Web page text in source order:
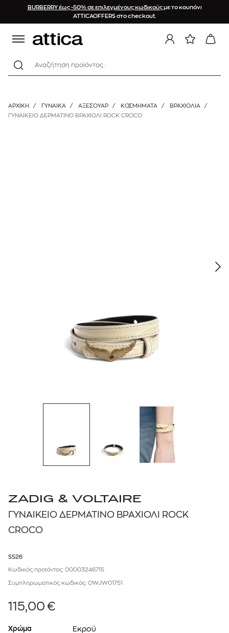
BURBERRY έως -50% σε επιλεγμένους κωδικούςμε το κουπόνι
ATTICAOFFERS στο checkout.
Αναζήτηση προϊόντος :
ΑΡΧΙΚΉ / ΓΥΝΑΙΚΑ / ΑΞΕΣΟΥΑΡ / ΚΟΣΜΉΜΑΤΑ / ΒΡΑΧΙΌΛΙΑ
/
ΓΥΝΑΙΚΕΙΟ ΔΕΡΜΑΤΙΝΟ ΒΡΑΧΙΟΛΙ ROCK CROCO
ZADIG & VOLTAIRE
ΓΥΝΑΙΚΕΙΟ ΔΕΡΜΑΤΙΝΟ ΒΡΑΧΙΟΛΙ ROCK
CROCO
SS26
Κωδικός προϊόντος: 00003246715
Συμπληρωματικός κωδικός: OWJW01751
115,00 €
Χρώμα Εκρού